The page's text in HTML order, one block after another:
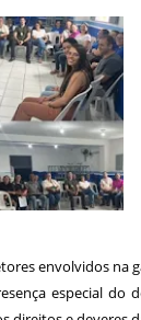
envolvidos na
especial do